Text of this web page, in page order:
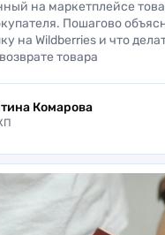
на маркетплейсе
Пошагово
на Wildberries и что
товара
Комарова